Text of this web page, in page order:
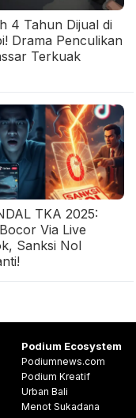
4 Tahun Dijual di
Drama Penculikan
Terkuak
TKA 2025:
Via Live
Sanksi Nol
Podium Ecosystem
Podiumnews.com
Podium Kreatif
Urban Bali
Menot Sukadana